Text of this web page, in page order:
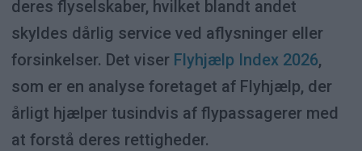
deres flyselskaber, hvilket blandt andet
skyldes dårlig service ved aflysninger eller
forsinkelser. Det viser Flyhjælp Index 2026,
som er en analyse foretaget af Flyhjælp, der
årligt hjælper tusindvis af flypassagerer med
at forstå deres rettigheder.